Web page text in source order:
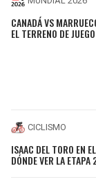
CANADÁ VS
EL TERRENO DE
CICLISMO
ISAAC DEL TORO EN
DÓNDE VER LA